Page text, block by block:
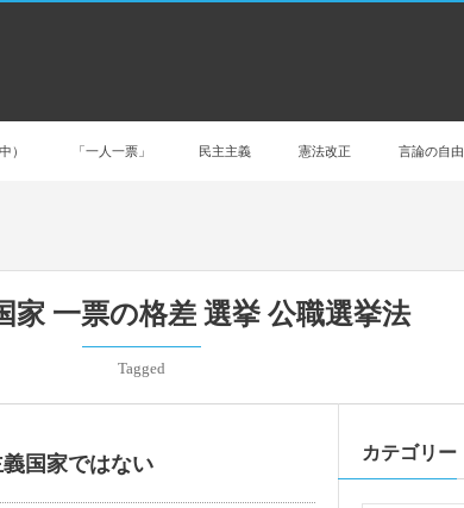
） 「一人一票」 民主主義 憲法改正 言論の自由
家 一票の格差 選挙 公職選挙法
Tagged
国家ではない カテゴリー